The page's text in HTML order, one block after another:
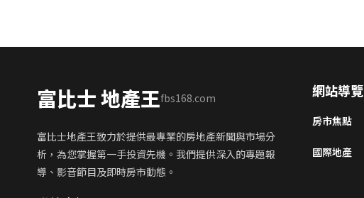
富比士 地產王fbs168.com
富比士地產王致力於提供最專業的房地產新聞與市場分
析，為您掌握第一手投資先機。我們提供深入的專題報
導、影音節目及即時房市動態。
網站導覽
房市焦點
國際地產